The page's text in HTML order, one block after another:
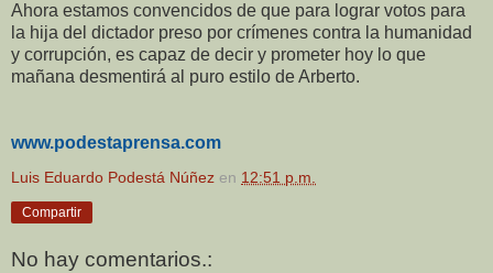
Ahora estamos convencidos de que para lograr votos para
la hija del dictador preso por crímenes contra la humanidad
y corrupción, es capaz de decir y prometer hoy lo que
mañana desmentirá al puro estilo de Arberto.
www.podestaprensa.com
Luis Eduardo Podestá Núñez en 12:51 p.m.
Compartir
No hay comentarios.: